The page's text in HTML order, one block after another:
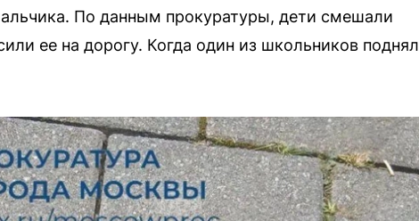
По данным прокуратуры, дети смешали
ее на дорогу. Когда один из школьников поднял